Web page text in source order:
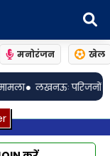
मनोरंजन खेल
का आरोप,